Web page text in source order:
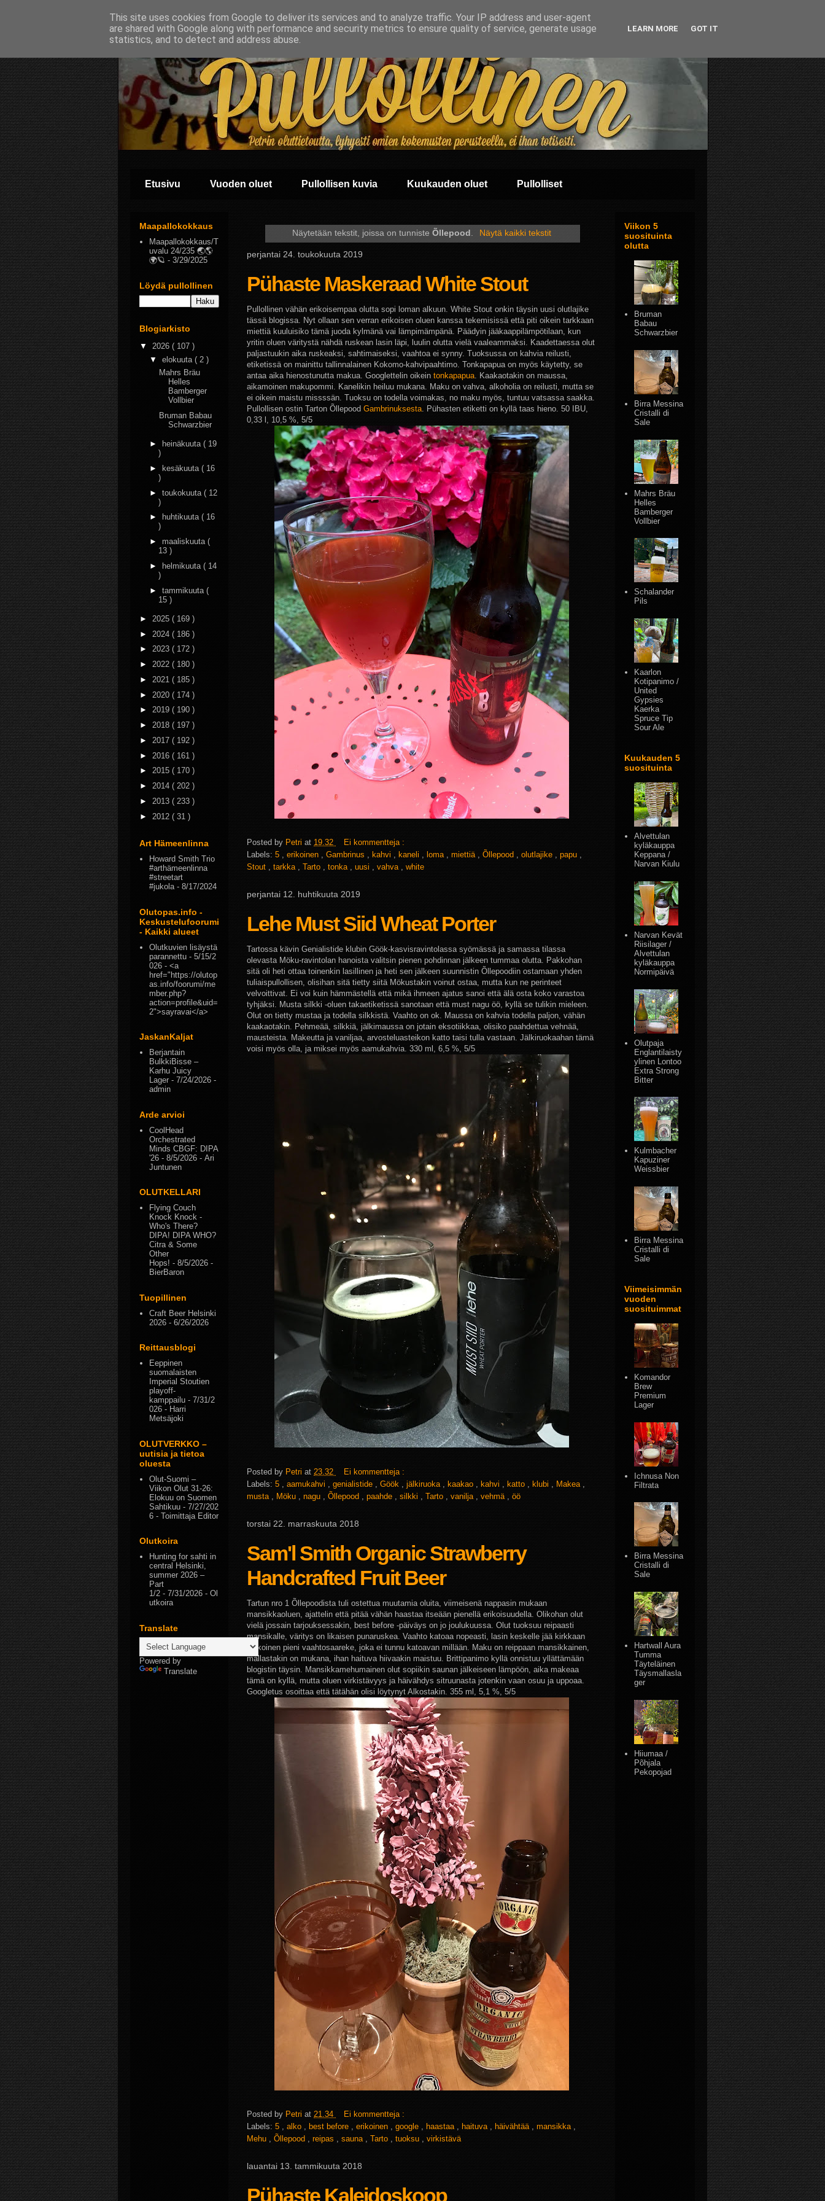
Etusivu Vuoden oluet Pullollisen kuvia Kuukauden oluet Pullolliset
Näytetään tekstit, joissa on tunnisteÕllepood. Näytä kaikki tekstit
perjantai 24. toukokuuta 2019
Pühaste Maskeraad White Stout
Pullollinen vähän erikoisempaa olutta sopi loman alkuun. White Stout onkin täysin uusi olutlajike
tässä blogissa. Nyt ollaan sen verran erikoisen oluen kanssa tekemisissä että piti oikein tarkkaan
miettiä kuuluisiko tämä juoda kylmänä vai lämpimämpänä. Päädyin jääkaappilämpötilaan, kun
yritin oluen väritystä nähdä ruskean lasin läpi, luulin olutta vielä vaaleammaksi. Kaadettaessa olut
paljastuukin aika ruskeaksi, sahtimaiseksi, vaahtoa ei synny. Tuoksussa on kahvia reilusti,
etiketissä on mainittu tallinnalainen Kokomo-kahvipaahtimo. Tonkapapua on myös käytetty, se
antaa aika hienostunutta makua. Googlettelin oikein tonkapapua . Kaakaotakin on maussa,
aikamoinen makupommi. Kanelikin heiluu mukana. Maku on vahva, alkoholia on reilusti, mutta se
ei oikein maistu missssän. Tuoksu on todella voimakas, no maku myös, tuntuu vatsassa saakka.
Pullollisen ostin Tarton Õllepood Gambrinuksesta . Pühasten etiketti on kyllä taas hieno. 50 IBU,
0,33 l, 10,5 %, 5/5
Posted by Petri at 19.32
Ei kommentteja :
Labels: 5 , erikoinen , Gambrinus , kahvi , kaneli , loma , miettiä , Õllepood , olutlajike , papu ,
Stout , tarkka , Tarto , tonka , uusi , vahva , white
perjantai 12. huhtikuuta 2019
Lehe Must Siid Wheat Porter
Tartossa kävin Genialistide klubin Göök-kasvisravintolassa syömässä ja samassa tilassa
olevasta Möku-ravintolan hanoista valitsin pienen pohdinnan jälkeen tummaa olutta. Pakkohan
sitä oli heti ottaa toinenkin lasillinen ja heti sen jälkeen suunnistin Õllepoodiin ostamaan yhden
tuliaispullollisen, olisihan sitä tietty siitä Mökustakin voinut ostaa, mutta kun ne perinteet
velvoittivat. Ei voi kuin hämmästellä että mikä ihmeen ajatus sanoi että älä osta koko varastoa
tyhjäksi. Musta silkki -oluen takaetiketissä sanotaan että must nagu öö, kyllä se tulikin mieleen.
Olut on tietty mustaa ja todella silkkistä. Vaahto on ok. Maussa on kahvia todella paljon, vähän
kaakaotakin. Pehmeää, silkkiä, jälkimaussa on jotain eksotiikkaa, olisiko paahdettua vehnää,
mausteista. Makeutta ja vaniljaa, arvosteluasteikon katto taisi tulla vastaan. Jälkiruokaahan tämä
voisi myös olla, ja miksei myös aamukahvia. 330 ml, 6,5 %, 5/5
Posted by Petri at 23.32
Ei kommentteja :
Labels: 5 aamukahvi genialistide Göök jälkiruoka kaakao kahvi katto klubi Makea
musta
Möku nagu Õllepood paahde silkki Tarto vanilja vehmä öö
torstai 22. marraskuuta 2018
Sam'l Smith Organic Strawberry
Handcrafted Fruit Beer
Tartun nro 1 Õllepoodista tuli ostettua muutamia oluita, viimeisenä nappasin mukaan
mansikkaoluen, ajattelin että pitää vähän haastaa itseään pienellä erikoisuudella. Olikohan olut
vielä jossain tarjouksessakin, best before -päiväys on jo joulukuussa. Olut tuoksuu reipaasti
mansikalle, väritys on likaisen punaruskea. Vaahto katoaa nopeasti, lasin keskelle jää kirkkaan
valkoinen pieni vaahtosaareke, joka ei tunnu katoavan millään. Maku on reippaan mansikkainen,
mallastakin on mukana, ihan haituva hiivaakin maistuu. Brittipanimo kyllä onnistuu yllättämään
blogistin täysin. Mansikkamehumainen olut sopiikin saunan jälkeiseen lämpöön, aika makeaa
tämä on kyllä, mutta oluen virkistävyys ja häivähdys sitruunasta jotenkin vaan osuu ja uppoaa.
Googletus osoittaa että tätähän olisi löytynyt Alkostakin. 355 ml, 5,1 %, 5/5
Posted by Petri at 21.34
Ei kommentteja :
Labels: 5 , alko , best before , erikoinen , google , haastaa , haituva , häivähtää , mansikka ,
Mehu , Õllepood , reipas , sauna , Tarto , tuoksu , virkistävä
lauantai 13. tammikuuta 2018
Pühaste Kaleidoskoop
Maapallokokkaus
Maapallokokkaus/T
uvalu 24/235 🌏🌎
🌍🪐 - 3/29/2025
Löydä pullollinen
Blogiarkisto
▼ 2026 ( 107 )
▼ elokuuta ( 2 )
Mahrs Bräu
Helles
Bamberger
Vollbier
Bruman Babau
Schwarzbier
► heinäkuuta ( 19
)
►
kesäkuuta ( 16
)
► toukokuuta ( 12
)
►
huhtikuuta ( 16
)
► maaliskuuta (
13 )
►
helmikuuta ( 14
)
► tammikuuta (
15 )
► 2025 ( 169 )
► 2024 ( 186 )
► 2023 ( 172 )
► 2022 ( 180 )
► 2021 ( 185 )
► 2020 ( 174 )
► 2019 ( 190 )
► 2018 ( 197 )
► 2017 ( 192 )
► 2016 ( 161 )
► 2015 ( 170 )
► 2014 ( 202 )
► 2013 ( 233 )
► 2012 ( 31 )
Art Hämeenlinna
Howard Smith Trio
#arthämeenlinna
#streetart
#jukola- 8/17/2024
Olutopas.info -
Keskustelufoorumi
- Kaikki alueet
Olutkuvien lisäystä
parannettu - 5/15/2
026 - <a
href="https://olutop
as.info/foorumi/me
mber.php?
action=profile&uid=
2">sayravai</a>
JaskanKaljat
Berjantain
BulkkiBisse –
Karhu Juicy
Lager - 7/24/2026 -
admin
Arde arvioi
CoolHead
Orchestrated
Minds CBGF: DIPA
'26 - 8/5/2026 - Ari
Juntunen
OLUTKELLARI
Flying Couch
Knock Knock -
Who's There?
DIPA! DIPA WHO?
Citra & Some
Other
Hops! - 8/5/2026 -
BierBaron
Tuopillinen
Craft Beer Helsinki
2026 - 6/26/2026
Reittausblogi
Eeppinen
suomalaisten
Imperial Stoutien
playoff-
kamppailu - 7/31/2
026 - Harri
Metsäjoki
OLUTVERKKO –
uutisia ja tietoa
oluesta
Olut-Suomi –
Viikon Olut 31-26:
Elokuu on Suomen
Sahtikuu - 7/27/202
6 - Toimittaja Editor
Olutkoira
Hunting for sahti in
central Helsinki,
summer 2026 –
Part
1/2 - 7/31/2026 - Ol
utkoira
Translate
Powered by
Translate
Viikon 5
suosituinta
olutta
Bruman
Babau
Schwarzbier
Birra Messina
Cristalli di
Sale
Mahrs Bräu
Helles
Bamberger
Vollbier
Schalander
Pils
Kaarlon
Kotipanimo /
United
Gypsies
Kaerka
Spruce Tip
Sour Ale
Kuukauden 5
suosituinta
Alvettulan
kyläkauppa
Keppana /
Narvan Kiulu
Narvan Kevät
Riisilager /
Alvettulan
kyläkauppa
Normipäivä
Olutpaja
Englantilaisty
ylinen Lontoo
Extra Strong
Bitter
Kulmbacher
Kapuziner
Weissbier
Birra Messina
Cristalli di
Sale
Viimeisimmän
vuoden
suosituimmat
Komandor
Brew
Premium
Lager
Ichnusa Non
Filtrata
Birra Messina
Cristalli di
Sale
Hartwall Aura
Tumma
Täyteläinen
Täysmallasla
ger
Hiiumaa /
Põhjala
Pekopojad
This site uses cookies from Google to deliver its services and to analyze traffic. Your IP address and user-agent
are shared with Google along with performance and security metrics to ensure quality of service, generate usage
statistics, and to detect and address abuse.
LEARN MORE GOT IT